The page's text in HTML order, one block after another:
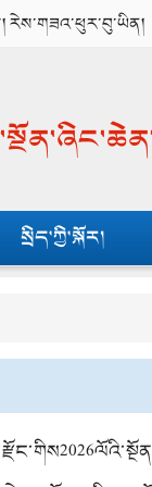
རེས་གཟའ་ཕུར་བུ་ཡིན།
སྲིད་ཀྱི་སྐོར།